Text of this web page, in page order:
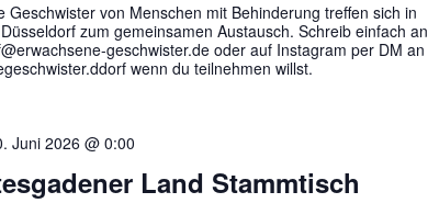
Geschwister von Menschen mit Behinderung treffen sich in
zum gemeinsamen Austausch. Schreib einfach an
geschwister.de oder auf Instagram per DM an
wenn du teilnehmen willst.
Land Stammtisch
Juni 2026 @ 0:00